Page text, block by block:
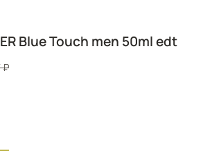
Blue Touch men 50ml edt
₽